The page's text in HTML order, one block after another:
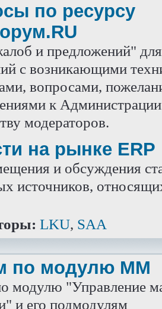
по ресурсу
и предложений"
с возникающими
вопросами,
к
модераторов.
на рынке ERP
и обсуждения
источников,
LKU, SAA
по модулю ММ
модулю "Управление
и его подмодулям